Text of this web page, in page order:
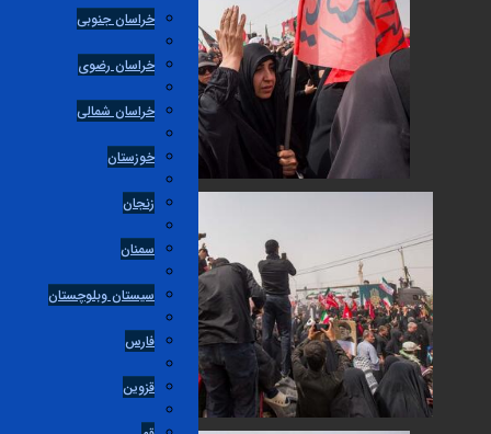
خراسان جنوبی
خراسان رضوی
خراسان شمالی
خوزستان
زنجان
سمنان
سیستان وبلوچستان
فارس
قزوین